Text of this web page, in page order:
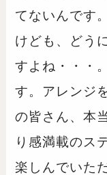
てないんです
けども、どう
すよね・・・
す。アレンジ
の皆さん、本
り感満載のス
楽しんでいた